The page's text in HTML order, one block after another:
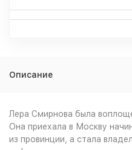
Описание
Лера Смирнова была
Она приехала в Москву
из провинции, а стала